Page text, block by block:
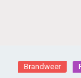
Brandweer